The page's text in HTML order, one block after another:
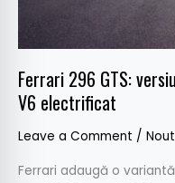
Ferrari 296 GTS:
V6 electrificat
Leave a Comment /
Ferrari adaugă o